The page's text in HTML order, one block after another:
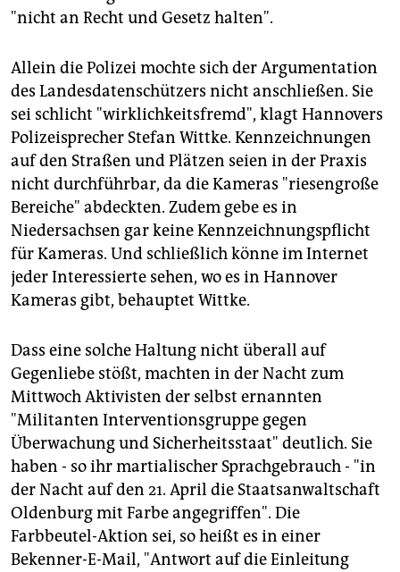
"nicht an Recht und Gesetz halten".
Allein die Polizei mochte sich der Argumentation
des Landesdatenschützers nicht anschließen. Sie
sei schlicht "wirklichkeitsfremd", klagt Hannovers
Polizeisprecher Stefan Wittke. Kennzeichnungen
auf den Straßen und Plätzen seien in der Praxis
nicht durchführbar, da die Kameras "riesengroße
Bereiche" abdeckten. Zudem gebe es in
Niedersachsen gar keine Kennzeichnungspflicht
für Kameras. Und schließlich könne im Internet
jeder Interessierte sehen, wo es in Hannover
Kameras gibt, behauptet Wittke.
Dass eine solche Haltung nicht überall auf
Gegenliebe stößt, machten in der Nacht zum
Mittwoch Aktivisten der selbst ernannten
"Militanten Interventionsgruppe gegen
Überwachung und Sicherheitsstaat" deutlich. Sie
haben - so ihr martialischer Sprachgebrauch - "in
der Nacht auf den 21. April die Staatsanwaltschaft
Oldenburg mit Farbe angegriffen". Die
Farbbeutel-Aktion sei, so heißt es in einer
Bekenner-E-Mail, "Antwort auf die Einleitung